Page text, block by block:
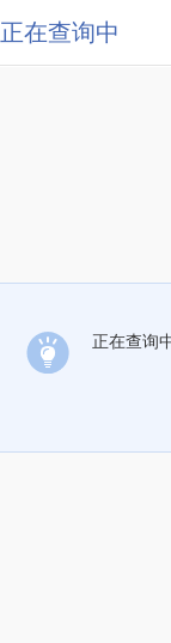
正在查询中
正在查询